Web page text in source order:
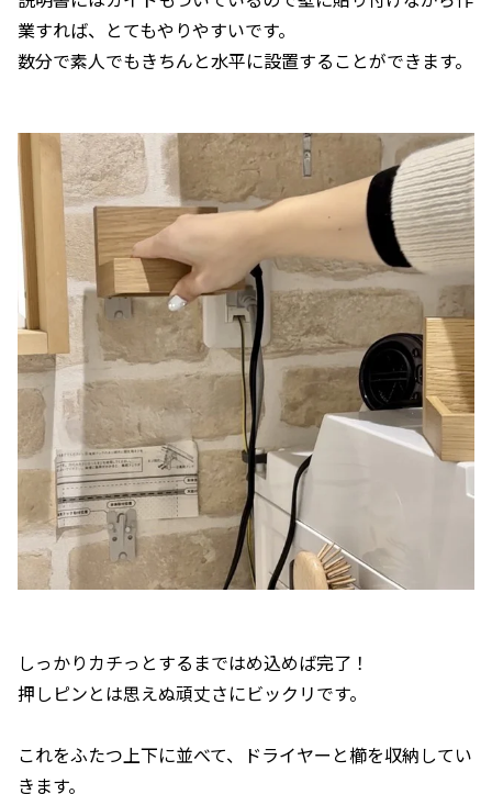
業すれば、とてもやりやすいです。
数分で素人でもきちんと水平に設置することができます。
しっかりカチっとするまではめ込めば完了！
押しピンとは思えぬ頑丈さにビックリです。
これをふたつ上下に並べて、ドライヤーと櫛を収納してい
きます。